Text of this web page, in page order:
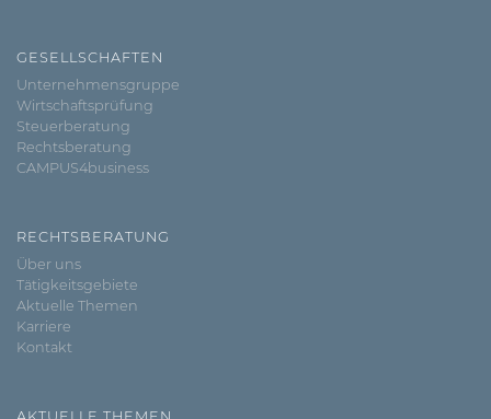
GESELLSCHAFTEN
Unternehmensgruppe
Wirtschaftsprüfung
Steuerberatung
Rechtsberatung
CAMPUS4business
RECHTSBERATUNG
Über uns
Tätigkeitsgebiete
Aktuelle Themen
Karriere
Kontakt